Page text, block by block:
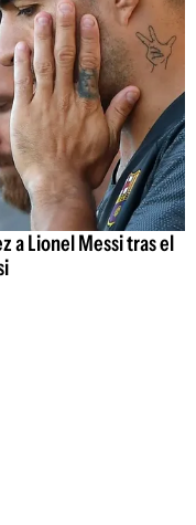
a Lionel Messi tras el